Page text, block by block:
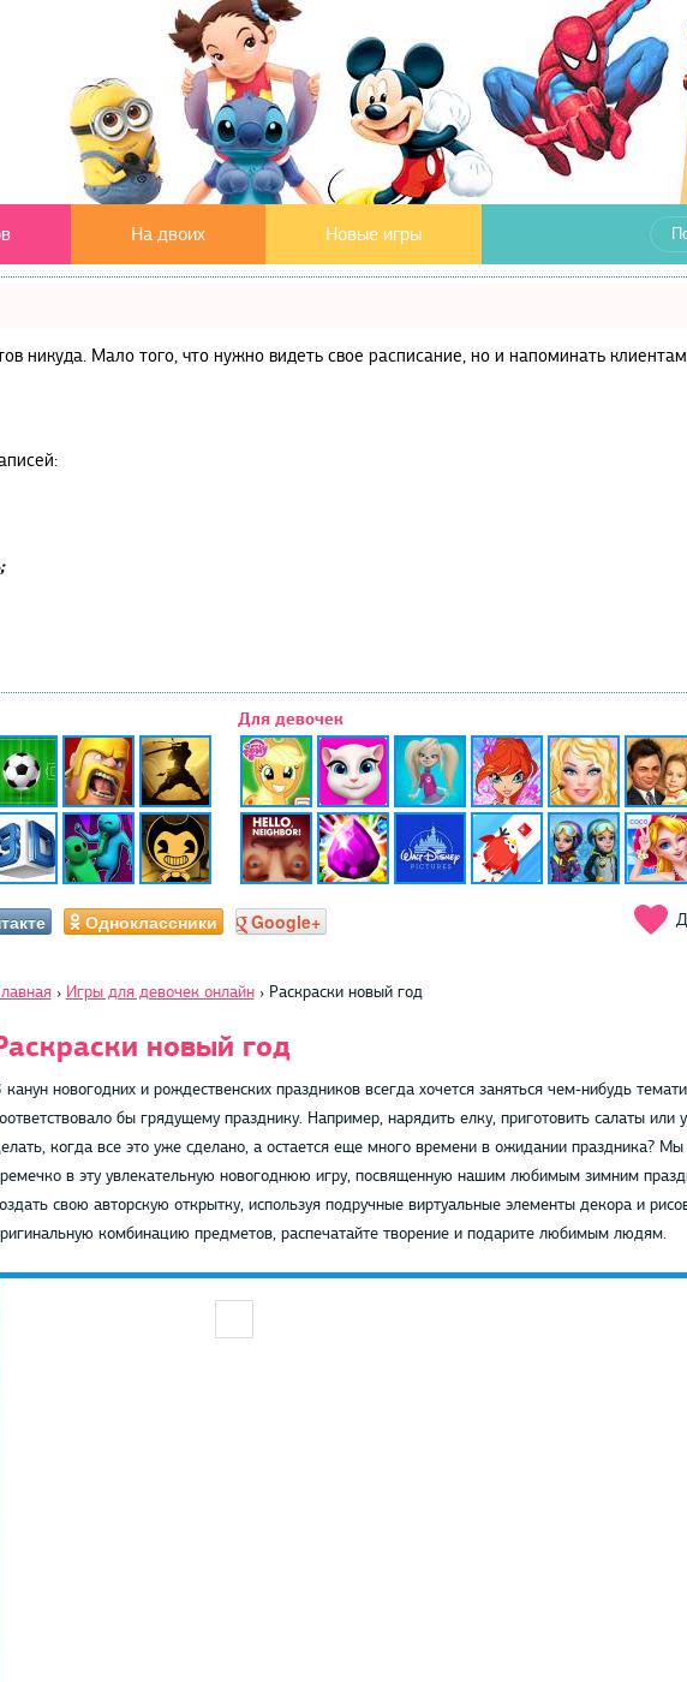
На двоих Новые игры
никуда. Мало того, что нужно видеть свое расписание, но и напоминать
Для девочек
Одноклассники Google+
› Игры для девочек онлайн › Раскраски новый год
новый год
канун новогодних и рождественских праздников всегда хочется заняться чем-нибудь
бы грядущему празднику. Например, нарядить елку, приготовить салаты или
когда все это уже сделано, а остается еще много времени в ожидании праздника? Мы
в эту увлекательную новогоднюю игру, посвященную нашим любимым зимним
свою авторскую открытку, используя подручные виртуальные элементы декора и
комбинацию предметов, распечатайте творение и подарите любимым людям.